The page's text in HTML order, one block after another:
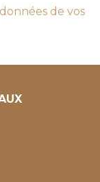
de vos